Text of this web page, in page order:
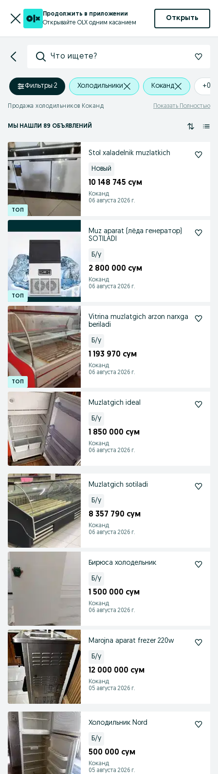
Продолжить в приложении
Открывайте OLX одним касанием
Открыть
Что ищете?
Фильтры·2 Холодильники Коканд +0
Продажа холодильников Коканд Показать Полностью
МЫ НАШЛИ 89 ОБЪЯВЛЕНИЙ
Stol xaladelnik muzlatkich
Новый
10 148 745 сум
Коканд
06 августа 2026 г.
Muz aparat (лёда генератор)
SOTILADI
Б/у
2 800 000 сум
Коканд
06 августа 2026 г.
Vitrina muzlatgich arzon narxga
beriladi
Б/у
1 193 970 сум
Коканд
06 августа 2026 г.
Muzlatgich ideal
Б/у
1 850 000 сум
Коканд
06 августа 2026 г.
Muzlatgich sotiladi
Б/у
8 357 790 сум
Коканд
06 августа 2026 г.
Бирюса холодельник
Б/у
1 500 000 сум
Коканд
06 августа 2026 г.
Marojna aparat frezer 220w
Б/у
12 000 000 сум
Коканд
05 августа 2026 г.
Холодильник Nord
Б/у
500 000 сум
Коканд
05 августа 2026 г.